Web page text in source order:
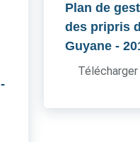
-
Plan de
des pripris
Guyane -